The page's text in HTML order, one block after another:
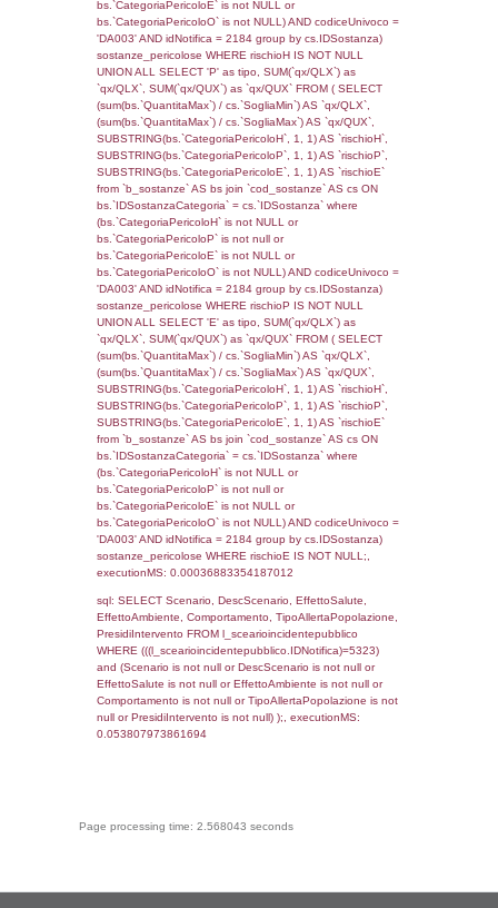
(reg_f_territori_limitrofi.IDTipologiaTerritorio =
cod_territori_tipologia.IDTipologiaTerritorio)
(reg_f_territori_limitrofi.IDTipoTerritorio =
cod_territori_tipologia.IDTerritorioTP)
0.019958019256592
sql: SELECT f_territori_limitrofi.Distanza,
f_territori_limitrofi.Direzione,
f_territori_limitrofi.Denominazione,
rofi.DescAltro FROM f_territori_limitrofi
cod_territori_tipologia ON
(f_territori_limitrofi.IDTipologiaTerritorio =
cod_territori_tipologia.IDTipologiaTerritorio)
(f_territori_limitrofi.IDTipoTerritorio =
cod_territori_tipologia.IDTerritorioTP)
(((f_territori_limitrofi.IDNotifica)=5323) AND
((f_territori_limitrofi.IDTipoTerritorio)=9)),
0.069327831268311
sql: SELECT
reg_f_territori_limitrofi.Denominazione,
_limitrofi.DescAltro FROM
JOIN cod_territori_tipologia ON
(reg_f_territori_limitrofi.IDTipologiaTerritorio =
cod_territori_tipologia.IDTipologiaTerritorio)